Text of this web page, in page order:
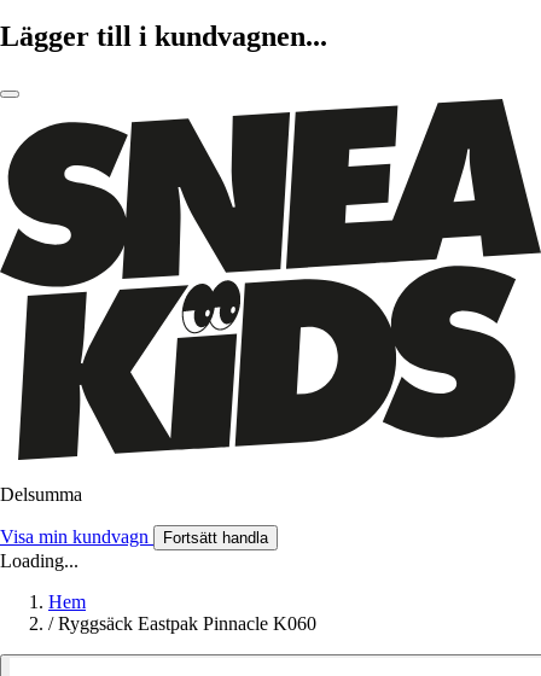
Lägger till i kundvagnen...
Delsumma
Visa min kundvagn Fortsätt handla
Loading...
Hem
/ Ryggsäck Eastpak Pinnacle K060